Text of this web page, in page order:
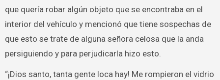
que quería robar algún objeto que se encontraba en el
interior del vehículo y mencionó que tiene sospechas de
que esto se trate de alguna señora celosa que la anda
persiguiendo y para perjudicarla hizo esto.
“¡Dios santo, tanta gente loca hay! Me rompieron el vidrio